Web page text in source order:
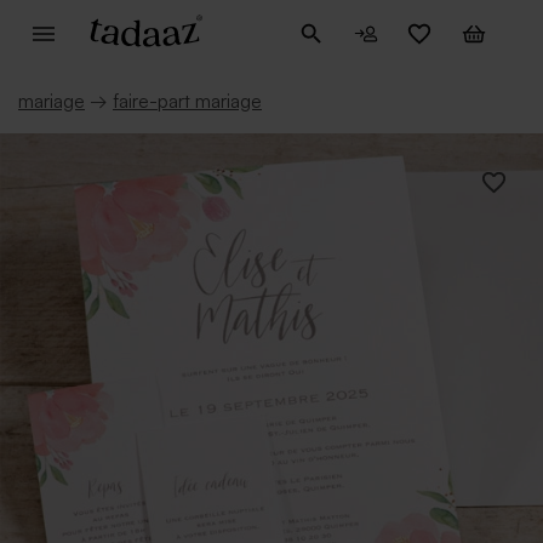
mariage → faire-part mariage